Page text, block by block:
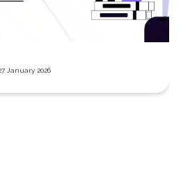
January 2026